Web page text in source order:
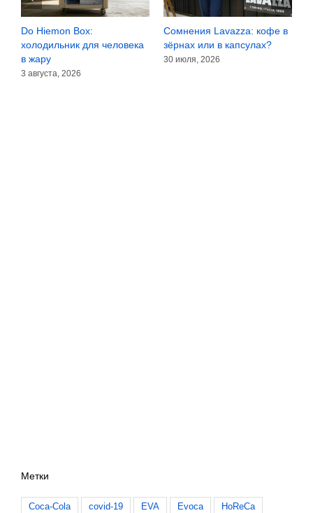
Do Hiemon Box:
холодильник для человека
в жару
3 августа, 2026
Сомнения Lavazza: кофе в
зёрнах или в капсулах?
30 июля, 2026
Метки
Coca-Cola covid-19 EVA Evoca HoReCa